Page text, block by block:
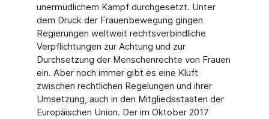
unermüdlichem Kampf durchgesetzt. Unter
dem Druck der Frau­enbewegung gingen
Regierungen weltweit rechtsverbindliche
Verpflichtungen zur Achtung und zur
Durchsetzung der Menschenrechte von Frauen
ein. Aber noch immer gibt es eine Kluft
zwischen rechtlichen Regelungen und ihrer
Umsetzung, auch in den Mit­gliedsstaaten der
Europäischen Union. Der im Oktober 2017